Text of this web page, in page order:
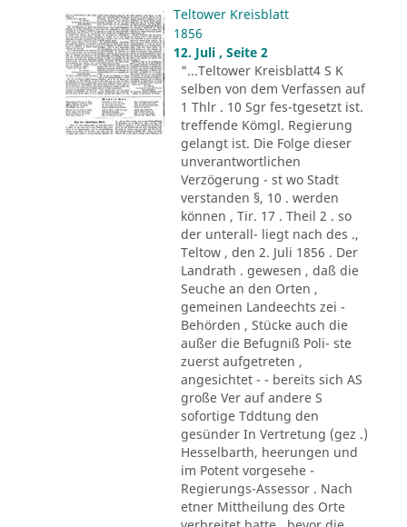
Teltower Kreisblatt
1856
12. Juli , Seite 2
"...Teltower Kreisblatt4 S K
selben von dem Verfassen auf
1 Thlr . 10 Sgr fes-tgesetzt ist.
treffende Kömgl. Regierung
gelangt ist. Die Folge dieser
unverantwortlichen
Verzögerung - st wo Stadt
verstanden §, 10 . werden
können , Tir. 17 . Theil 2 . so
der unterall- liegt nach des .,
Teltow , den 2. Juli 1856 . Der
Landrath . gewesen , daß die
Seuche an den Orten ,
gemeinen Landeechts zei -
Behörden , Stücke auch die
außer die Befugniß Poli- ste
zuerst aufgetreten ,
angesichtet - - bereits sich AS
große Ver auf andere S
sofortige Tddtung den
gesünder In Vertretung (gez .)
Hesselbarth, heerungen und
im Potent vorgesehe -
Regierungs-Assessor . Nach
etner Mittheilung des Orte